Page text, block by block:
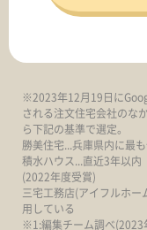
※2023年12月19日に
される注文住宅会社のな
ら下記の基準で選定。
勝美住宅...兵庫県内に最
積水ハウス...直近3年以
(2022年度受賞)
三宅工務店(アイフルホ
用している
※1:編集チーム調べ(2023